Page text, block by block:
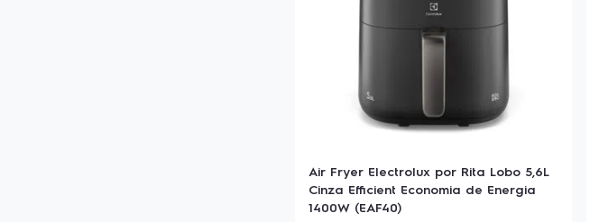
Air Fryer Electrolux por Rita Lobo 5,6L
Cinza Efficient Economia de Energia
1400W (EAF40)